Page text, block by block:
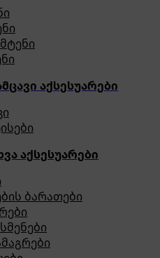
აქსესუარები
აქსესუარები
ბარათები